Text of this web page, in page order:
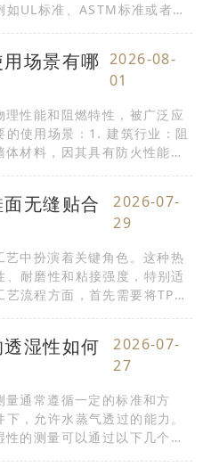
如UL标准、ASTM标准或者
场景有哪 2026-08-
01
性能和阻燃特性，被广泛应
使用场景：1. 建筑行业：阻
材料，因其具有防火性能，
无缝贴合
2026-07-
29
中扮演着关键角色。这种热
耐磨性和粘接强度，特别适
流程方面，首先需要将TPU
湿性如何
2026-07-
27
通常遵循一定的标准和方
，允许水蒸气透过的能力。
的测量可以通过以下几个步